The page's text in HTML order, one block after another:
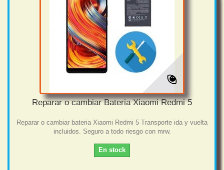
Reparar o cambiar Bateria Xiaomi Redmi 5
Reparar o cambiar bateria Xiaomi Redmi 5 Transporte ida y vuelta
incluidos. Seguro a todo riesgo con mrw.
En stock